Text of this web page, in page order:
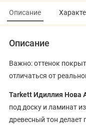
Описание
Описание
Важно: оттенок
отличаться от
Tarkett Идиллия Нова
под доску и ламинат
древесный тон делает